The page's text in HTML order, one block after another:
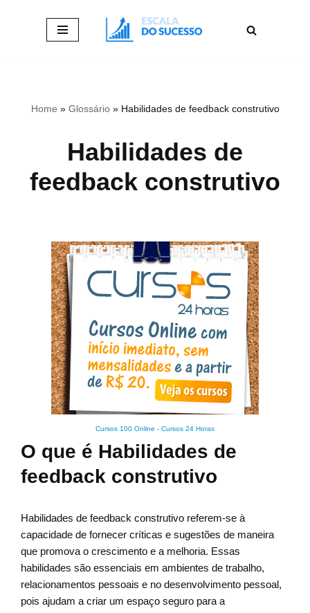
Home » Glossário» Habilidades de feedback construtivo
Habilidades de
feedback construtivo
Cursos 100 Online - Cursos 24 Horas
O que é Habilidades de
feedback construtivo
Habilidades de feedback construtivo referem-se à
capacidade de fornecer críticas e sugestões de maneira
que promova o crescimento e a melhoria. Essas
habilidades são essenciais em ambientes de trabalho,
relacionamentos pessoais e no desenvolvimento pessoal,
pois ajudam a criar um espaço seguro para a